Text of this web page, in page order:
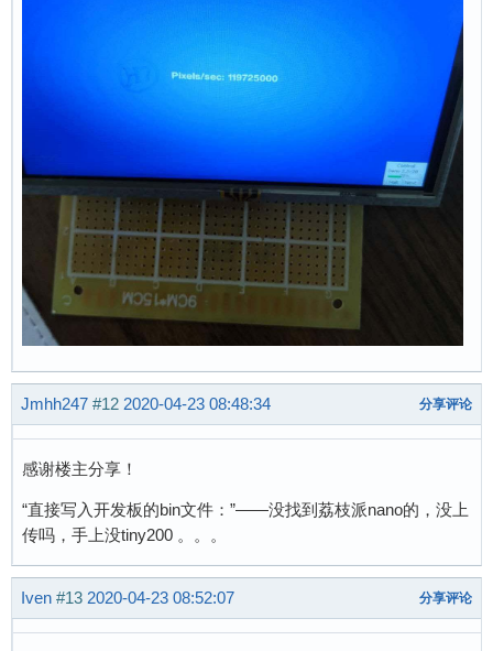
Jmhh247 #12 2020-04-23 08:48:34 分享评论
感谢楼主分享！
“直接写入开发板的bin文件：”——没找到荔枝派nano的，没上
传吗，手上没tiny200 。。。
Iven #13 2020-04-23 08:52:07 分享评论